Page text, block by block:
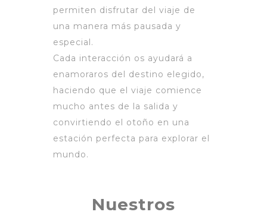
permiten disfrutar del viaje de
una manera más pausada y
especial.
Cada interacción os ayudará a
enamoraros del destino elegido,
haciendo que el viaje comience
mucho antes de la salida y
convirtiendo el otoño en una
estación perfecta para explorar el
mundo.
Nuestros